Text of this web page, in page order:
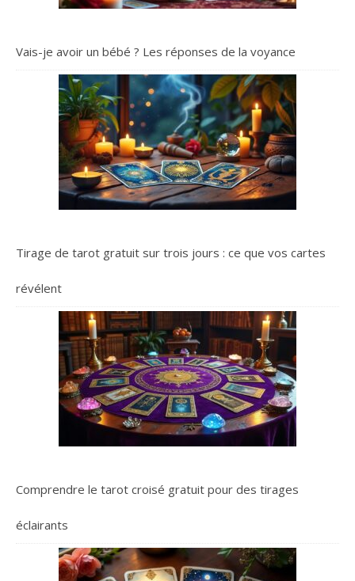
Vais-je avoir un bébé ? Les réponses de la voyance
Tirage de tarot gratuit sur trois jours : ce que vos cartes
révélent
Comprendre le tarot croisé gratuit pour des tirages
éclairants